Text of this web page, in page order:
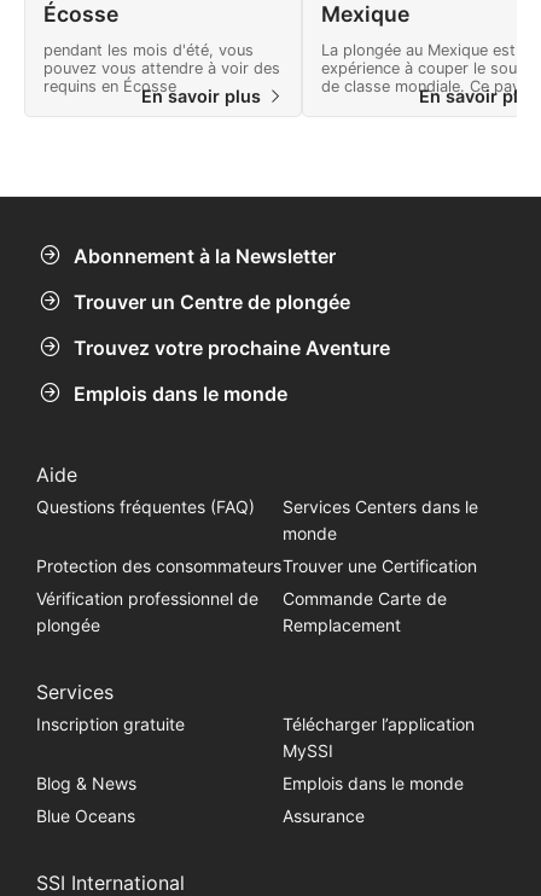
Écosse
pendant les mois d'été, vous
pouvez vous attendre à voir des
requins en ÉcosseEn savoir plus
Mexique
La plongée au Mexique est
expérience à couper le
de classe mondiale. Ce pays
offre de nombreuses
et un paysage plein de
En savoir
Abonnement à la Newsletter
Trouver un Centre de plongée
Trouvez votre prochaine Aventure
Emplois dans le monde
Aide
Questions fréquentes (FAQ)
Services Centers dans le
monde
Protection des consommateursTrouver une Certification
Vérification professionnel de
plongée
Commande Carte de
Remplacement
Services
Inscription gratuite
Télécharger l’application
MySSI
Blog & News
Emplois dans le monde
Blue Oceans
Assurance
SSI International